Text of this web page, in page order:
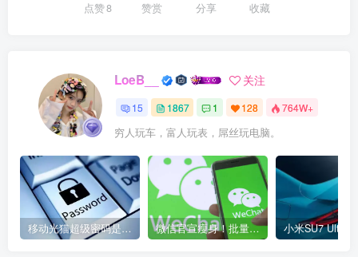
点赞8 赞赏 分享 收藏
LoeB__ 关注
15 1867 1 128 764W+
穷人玩车，富人玩表，屌丝玩电脑。
移动光猫超级密码是多少？移动光猫超级管理员后台账号与密码 微信官宣瘦身！批量清理原图新功能来了 安卓、iOS均可使用